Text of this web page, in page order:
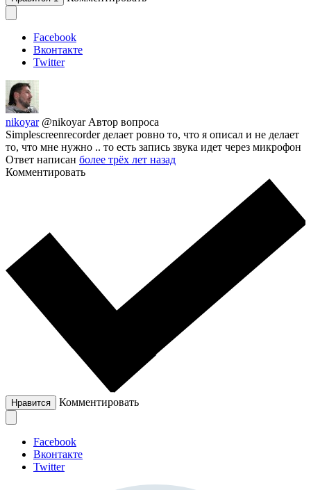
Facebook
Вконтакте
Twitter
nikoyar @nikoyar Автор вопроса
Simplescreenrecorder делает ровно то, что я описал и не делает
то, что мне нужно .. то есть запись звука идет через микрофон
Ответ написан более трёх лет назад
Комментировать
Нравится Комментировать
Facebook
Вконтакте
Twitter